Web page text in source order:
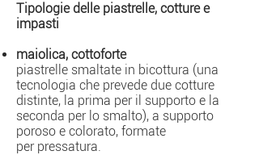
Tipologie delle piastrelle, cotture e
impasti
maiolica, cottoforte
piastrelle smaltate in bicottura (una
tecnologia che prevede due cotture
distinte, la prima per il supporto e la
seconda per lo smalto), a supporto
poroso e colorato, formate
per pressatura.